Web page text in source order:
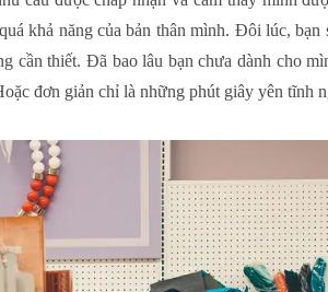
khả năng của bản thân mình. Đôi lúc, bạn
cần thiết. Đã bao lâu bạn chưa dành cho
đơn giản chỉ là những phút giây yên tĩnh